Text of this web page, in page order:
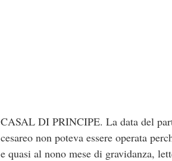
CASAL DI PRINCIPE. La data del
cesareo non poteva essere operata
e quasi al nono mese di gravidanza,